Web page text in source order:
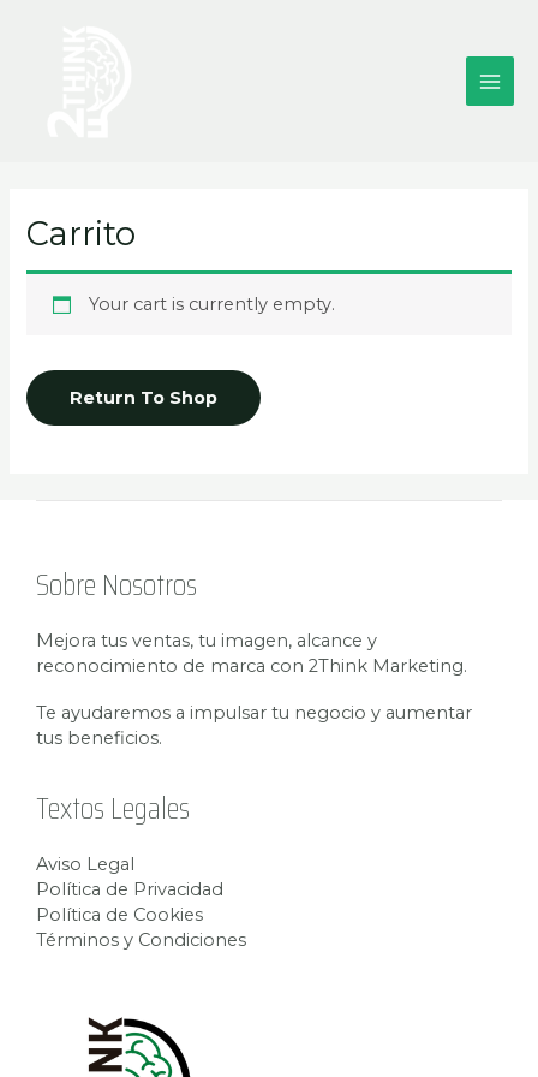
Carrito
Your cart is currently empty.
Return To Shop
Sobre Nosotros
Mejora tus ventas, tu imagen, alcance y
reconocimiento de marca con 2Think Marketing.
Te ayudaremos a impulsar tu negocio y aumentar
tus beneficios.
Textos Legales
Aviso Legal
Política de Privacidad
Política de Cookies
Términos y Condiciones